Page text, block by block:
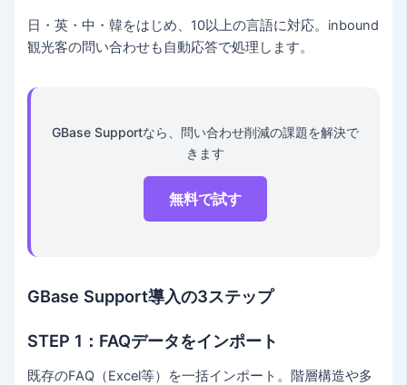
日・英・中・韓をはじめ、10以上の言語に対応。inbound
観光客の問い合わせも自動応答で処理します。
GBase Supportなら、問い合わせ削減の課題を解決で
きます
無料で試す
GBase Support導入の3ステップ
STEP 1：FAQデータをインポート
既存のFAQ（Excel等）を一括インポート。階層構造や多